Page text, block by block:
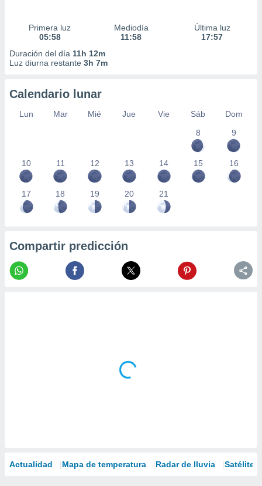
Primera luz
05:58
Mediodía
11:58
Última luz
17:57
Duración del día 11h 12m
Luz diurna restante 3h 7m
Calendario lunar
Lun Mar Mié Jue Vie Sáb
Dom
8
9
10 11 12 13 14 15 16
17 18 19 20 21
Compartir predicción
Actualidad Mapa de temperatura Radar de lluvia Satélites